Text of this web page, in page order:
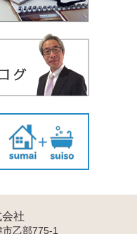
社
乙部775-1